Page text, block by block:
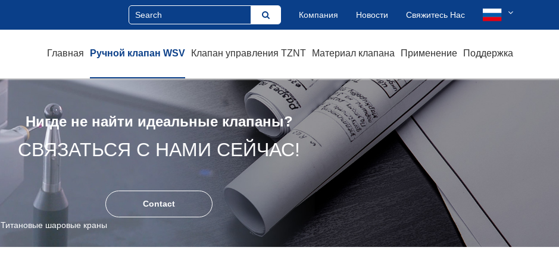
Компания Новости Свяжитесь Нас
Главная Ручной клапан WSV Клапан управления TZNT Материал клапана Применение Поддержка
Нигде не найти идеальные клапаны?
СВЯЗАТЬСЯ С НАМИ СЕЙЧАС!
Contact
Титановые шаровые краны